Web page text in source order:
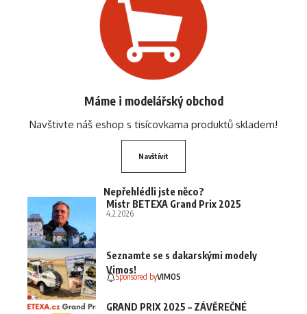
Máme i modelářský obchod
Navštivte náš eshop s tisícovkama produktů skladem!
Navštívit
Nepřehlédli jste něco?
Mistr BETEXA Grand Prix 2025
4.2.2026
Seznamte se s dakarskými modely
Vimos!
Sponsored byVIMOS
GRAND PRIX 2025 – ZÁVĚREČNÉ